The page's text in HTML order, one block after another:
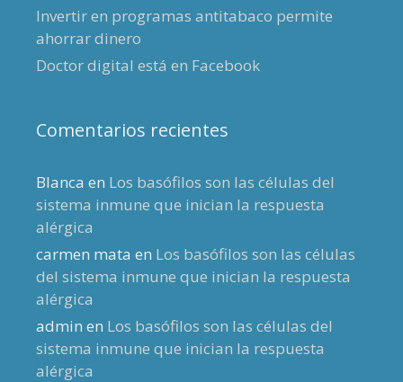
Invertir en programas antitabaco permite
ahorrar dinero
Doctor digital está en Facebook
Comentarios recientes
Blanca en Los basófilos son las células del
sistema inmune que inician la respuesta
alérgica
carmen mata en Los basófilos son las células
del sistema inmune que inician la respuesta
alérgica
admin en Los basófilos son las células del
sistema inmune que inician la respuesta
alérgica